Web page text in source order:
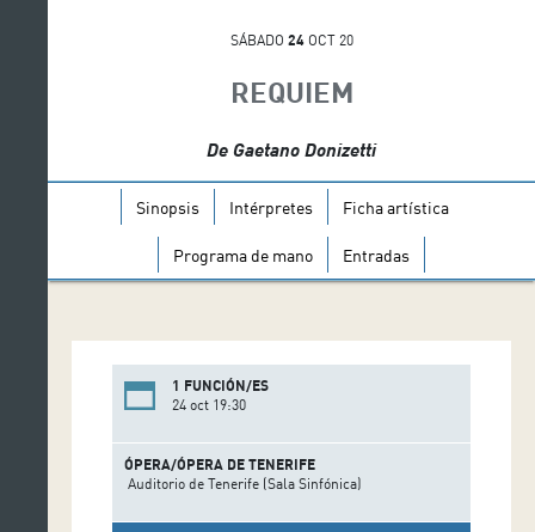
SÁBADO 24OCT 20
REQUIEM
De Gaetano Donizetti
Sinopsis Intérpretes Ficha artística
Programa de mano Entradas
1 FUNCIÓN/ES
24 oct 19:30
ÓPERA/ÓPERA DE TENERIFE
Auditorio de Tenerife (Sala Sinfónica)